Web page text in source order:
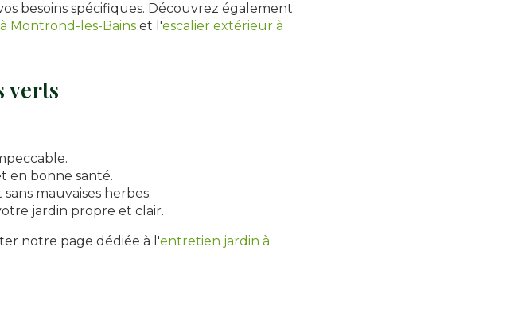
besoins spécifiques. Découvrez également
Montrond-les-Bains et l'escalier extérieur à
verts
en bonne santé.
mauvaises herbes.
jardin propre et clair.
notre page dédiée à l'entretien jardin à